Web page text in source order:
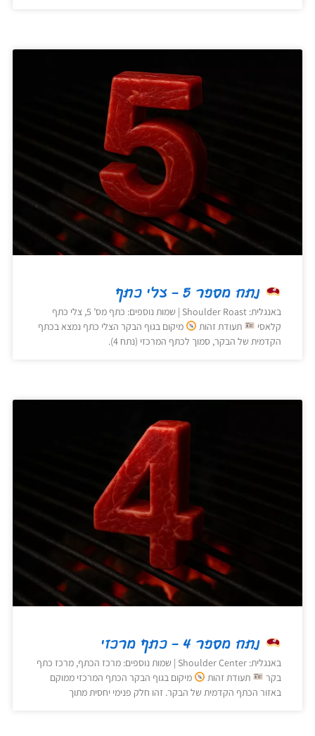
נתח מספר 5 – צלי כתף
באנגלית: Shoulder Roast | שמות נוספים: כתף מס’ 5, צלי כתף
קלאסי
תעודת זהות
מיקום בגוף הבקר הצלי כתף נמצא בכתף
הקדמית של הבקר, סמוך לכתף המרכזי (נתח 4).
נתח מספר 4 – כתף מרכזי
באנגלית: Shoulder Center | שמות נוספים: מרכז הכתף, מרכז כתף
תעודת זהות
מיקום בגוף הבקר הכתף המרכזי ממוקם
באזור הכתף הקדמית של הבקר. זהו חלק פנימי יחסית מתוך